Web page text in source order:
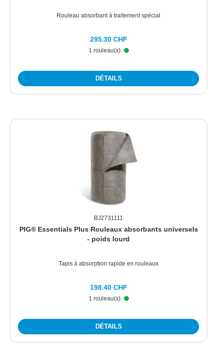
Rouleau absorbant à traitement spécial
1 rouleau(x)
295.30 CHF
DÉTAILS
BJ2731111
PIG® Essentials Plus Rouleaux absorbants universels
- poids lourd
Tapis à absorption rapide en rouleaux
1 rouleau(x)
198.40 CHF
DÉTAILS